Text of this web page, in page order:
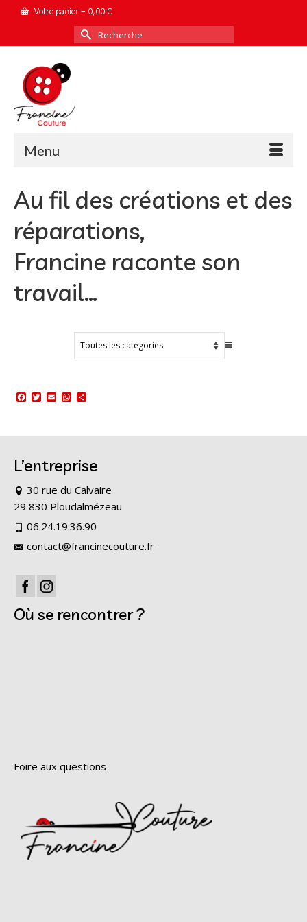
Votre panier - 0,00 €
Rechercher :
Menu
Au fil des créations et des
réparations,
Francine raconte son
travail…
Facebook
Twitter
EmailWhatsApp
L’entreprise
30 rue du Calvaire
29 830 Ploudalmézeau
06.24.19.36.90
contact@francinecouture.fr
Où se rencontrer ?
Foire aux questions